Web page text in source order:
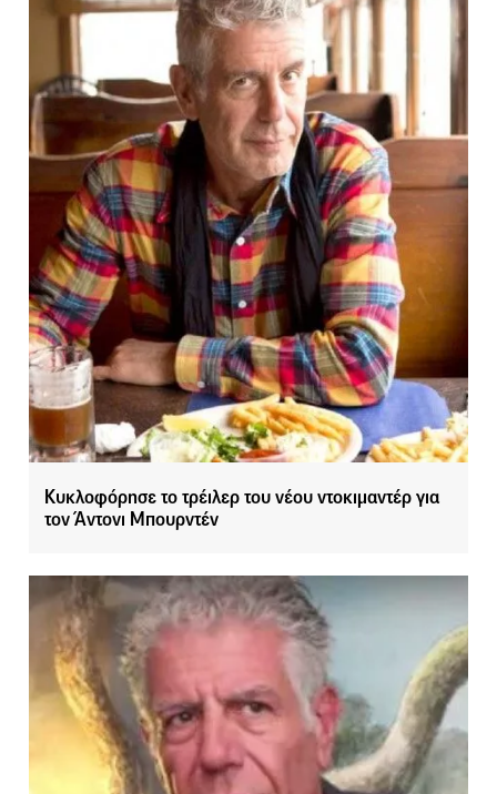
Κυκλοφόρησε το τρέιλερ του νέου ντοκιμαντέρ για
τον Άντονι Μπουρντέν